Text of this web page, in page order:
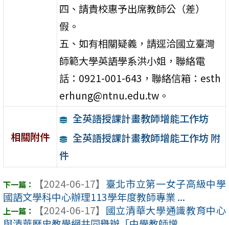
四、請貴校惠予出席教師公（差）
假。
五、如有相關疑義，請逕洽國立臺灣
師範大學英語學系洪小姐，聯絡電
話：0921-001-643，聯絡信箱：esth
erhung@ntnu.edu.tw。
相關附件
全英語授課計畫教師增能工作坊
全英語授課計畫教師增能工作坊 附
件
【2024-06-17】 臺北市立第一女子高級中學
國語文學科中心辦理113學年度教師專業 ...
【2024-06-17】 國立清華大學通識教育中心